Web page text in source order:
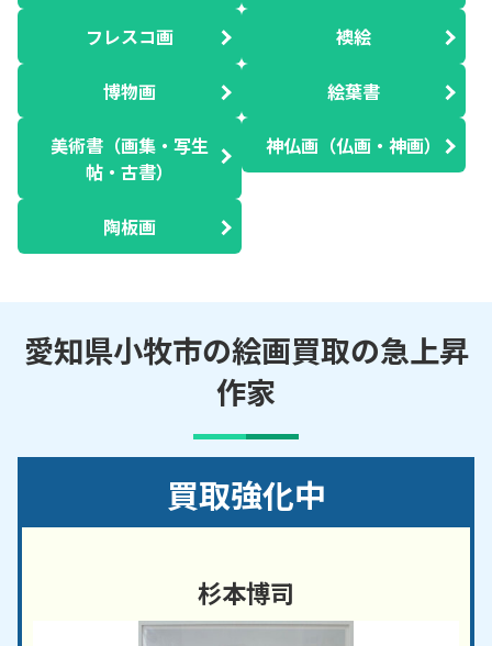
フレスコ画 襖絵
博物画 絵葉書
美術書（画集・写生
帖・古書）
神仏画（仏画・神画）
陶板画
愛知県小牧市の絵画買取の急上昇
作家
買取強化中
杉本博司